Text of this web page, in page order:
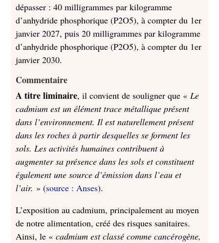
dépasser : 40 milligrammes par kilogramme
d’anhydride phosphorique (P2O5), à compter du 1er
janvier 2027, puis 20 milligrammes par kilogramme
d’anhydride phosphorique (P2O5), à compter du 1er
janvier 2030.
Commentaire
A titre liminaire, il convient de souligner que «Le
cadmium est un élément trace métallique présent
dans l’environnement. Il est naturellement présent
dans les roches à partir desquelles se forment les
sols. Les activités humaines contribuent à
augmenter sa présence dans les sols et constituent
également une source d’émission dans l’eau et
l’air. » (source : Anses).
L’exposition au cadmium, principalement au moyen
de notre alimentation, créé des risques sanitaires.
Ainsi, le «cadmium est classé comme cancérogène,